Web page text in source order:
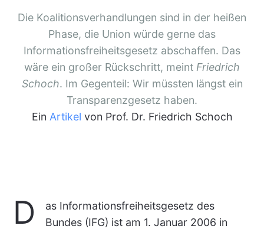
Die Koalitionsverhandlungen sind in der heißen
Phase, die Union würde gerne das
Informationsfreiheitsgesetz abschaffen. Das
wäre ein großer Rückschritt, meint Friedrich
Schoch. Im Gegenteil: Wir müssten längst ein
Transparenzgesetz haben.
Ein Artikel von Prof. Dr. Friedrich Schoch
D
as Informationsfreiheitsgesetz des
Bundes (IFG) ist am 1. Januar 2006 in